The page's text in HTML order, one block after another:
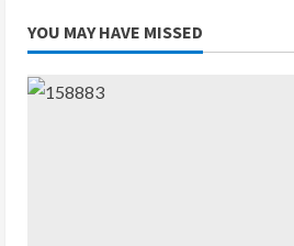
YOU MAY HAVE MISSED